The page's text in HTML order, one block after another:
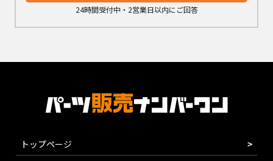
24時間受付中・2営業日以内にご回答
トップページ